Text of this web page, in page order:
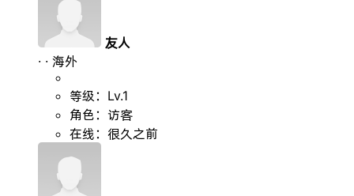
友人
· · 海外
等级：Lv.1
角色：访客
在线：很久之前